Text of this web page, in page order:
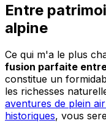
Entre
alpine
Ce qui m'a le plus
fusion parfaite
constitue un
les richesses
aventures de plein
historiques, vous